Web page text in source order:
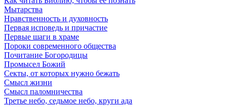
Мытарства
Нравственность и духовность
Первая исповедь и причастие
Первые шаги в храме
Пороки современного общества
Почитание Богородицы
Промысел Божий
Секты, от которых нужно бежать
Смысл жизни
Смысл паломничества
Третье небо, седьмое небо, круги ада